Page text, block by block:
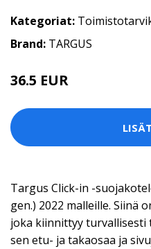
Kategoriat:
Brand: TARGUS
36.5 EUR
Targus Click-in -
gen.) 2022 malleille. Siinä
joka kiinnittyy turvallisesti
sen etu- ja takaosaa ja